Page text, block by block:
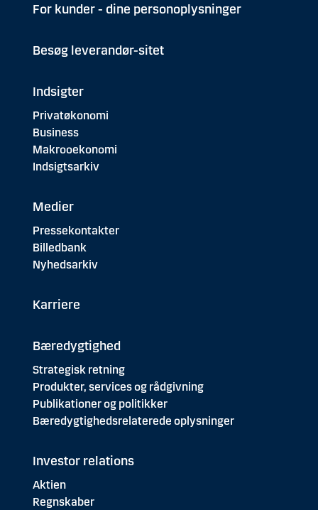
For kunder - dine personoplysninger
Besøg leverandør-sitet
Indsigter
Privatøkonomi
Business
Makrooekonomi
Indsigtsarkiv
Medier
Pressekontakter
Billedbank
Nyhedsarkiv
Karriere
Bæredygtighed
Strategisk retning
Produkter, services og rådgivning
Publikationer og politikker
Bæredygtighedsrelaterede oplysninger
Investor relations
Aktien
Regnskaber